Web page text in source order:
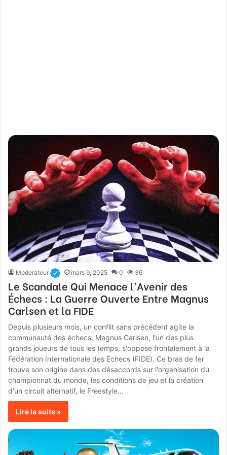
Moderateur mars 9, 2025 0 36
Le Scandale Qui Menace l’Avenir des
Échecs : La Guerre Ouverte Entre Magnus
Carlsen et la FIDE
Depuis plusieurs mois, un conflit sans précédent agite la
communauté des échecs. Magnus Carlsen, l'un des plus
grands joueurs de tous les temps, s'oppose frontalement à la
Fédération Internationale des Échecs (FIDE). Ce bras de fer
trouve son origine dans des désaccords sur l'organisation du
championnat du monde, les conditions de jeu et la création
d'un circuit alternatif, le Freestyle…
Lire la suite »